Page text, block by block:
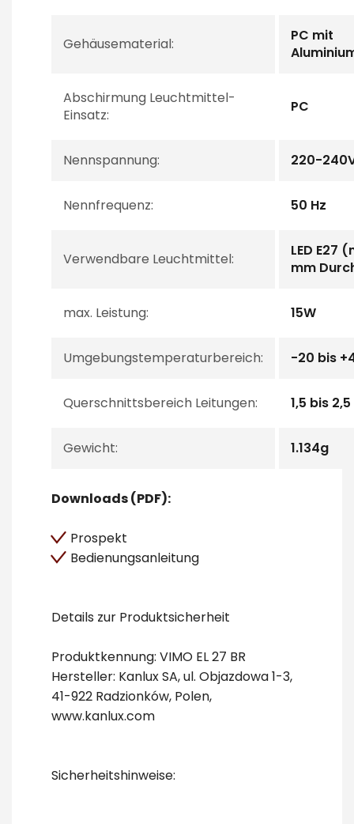
Gehäusematerial:
PC mit
Abschirmung Leuchtmittel-
Einsatz:
PC
Nennspannung: 220-
Nennfrequenz: 50 Hz
Verwendbare Leuchtmittel:
LED E27
mm
max. Leistung: 15W
Umgebungstemperaturbereich: -20 bis
Querschnittsbereich Leitungen: 1,5 bis
Gewicht: 1.134g
Downloads (PDF):
Prospekt
Bedienungsanleitung
Details zur Produktsicherheit
Produktkennung: VIMO EL 27 BR
Hersteller: Kanlux SA, ul. Objazdowa 1-3,
41-922 Radzionków, Polen,
www.kanlux.com
Sicherheitshinweise: